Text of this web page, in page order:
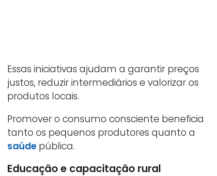
Essas iniciativas ajudam a garantir preços
justos, reduzir intermediários e valorizar os
produtos locais.
Promover o consumo consciente beneficia
tanto os pequenos produtores quanto a
saúde pública.
Educação e capacitação rural